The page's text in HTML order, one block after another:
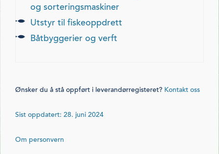
og sorteringsmaskiner
utstyr til fiskeoppdrett
båtbyggerier og verft
Ønsker du å stå oppført i leverandørregisteret? Kontakt oss
Sist oppdatert: 28. juni 2024
Om personvern